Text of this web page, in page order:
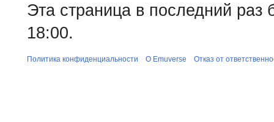
Эта страница в последний раз
18:00.
Политика конфиденциальности О Emuverse Отказ от